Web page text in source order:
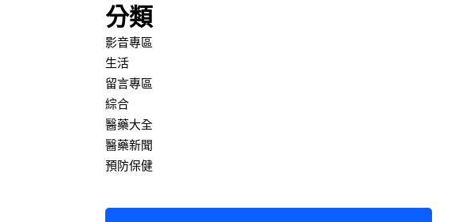
分類
影音專區
生活
留言專區
綜合
醫藥大全
醫藥新聞
預防保健